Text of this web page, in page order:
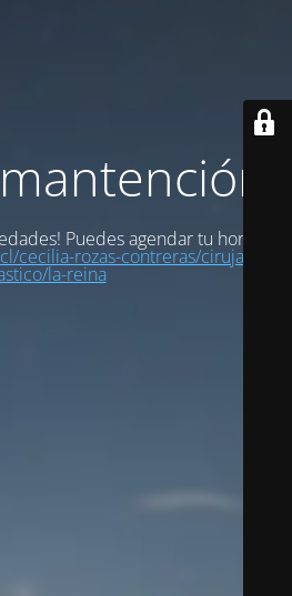
Puedes agendar tu hora en:
cecilia-rozas-contreras/cirujano-
la-reina